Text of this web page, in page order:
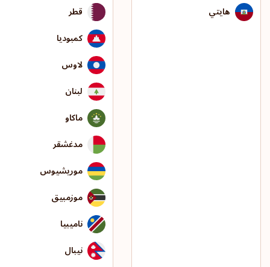
هايتي
قطر
كمبوديا
لاوس
لبنان
ماكاو
مدغشقر
موريشيوس
موزمبيق
ناميبيا
نيبال